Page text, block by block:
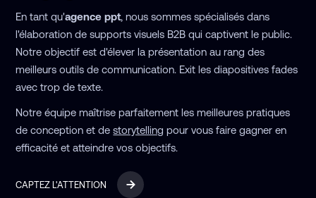
En tant qu'agence ppt, nous sommes spécialisés dans
l'élaboration de supports visuels B2B qui captivent le public.
Notre objectif est d'élever la présentation au rang des
meilleurs outils de communication. Exit les diapositives fades
avec trop de texte.
Notre équipe maîtrise parfaitement les meilleures pratiques
de conception et destorytelling pour vous faire gagner en
efficacité et atteindre vos objectifs.
CAPTEZ L'ATTENTION